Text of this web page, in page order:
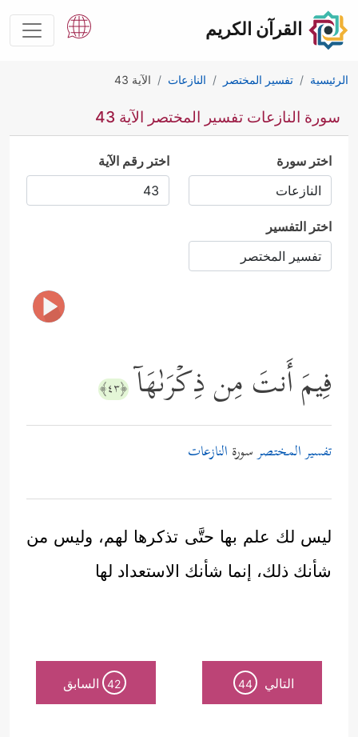
القرآن الكريم
الرئيسية تفسير المختصر النازعات الآية 43
سورة النازعات تفسير المختصر الآية 43
اختر سورة اختر رقم الآية
اختر التفسير
فِیمَ أَنتَ مِن ذِكۡرَىٰهَاۤ ﴿٤٣﴾
تفسير المختصرسورة النازعات
ليس لك علم بها حتَّى تذكرها لهم، وليس من
شأنك ذلك، إنما شأنك الاستعداد لها
التالي 44
42 السابق